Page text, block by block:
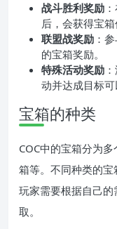
战斗胜利奖励
后，会获得宝箱
联盟战奖励 ：
的宝箱奖励。
特殊活动奖励
动并达成目标可
宝箱的种类
COC中的宝箱分为
箱等。不同种类的宝
玩家需要根据自己
取。